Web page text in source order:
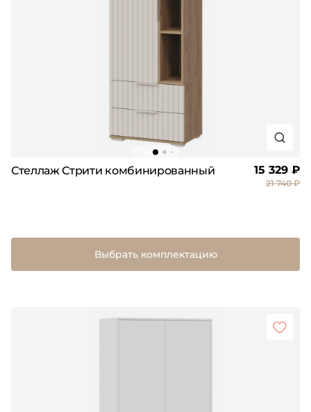
Стеллаж Стрити комбинированный 15 329 ₽
21 740 ₽
Выбрать комплектацию